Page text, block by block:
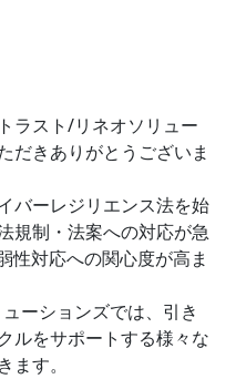
ラスト/リネオソリュー
だきありがとうございま
バーレジリエンス法を始
規制・法案への対応が急
性対応への関心度が高ま
ーションズでは、引き
ルをサポートする様々な
す。